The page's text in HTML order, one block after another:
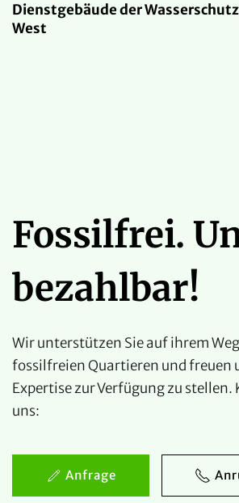
Dienstgebäude der
West
Fossilfrei.
bezahlbar!
Wir unterstützen Sie auf ihrem
fossilfreien Quartieren und freuen
Expertise zur Verfügung zu
uns:
Anfrage